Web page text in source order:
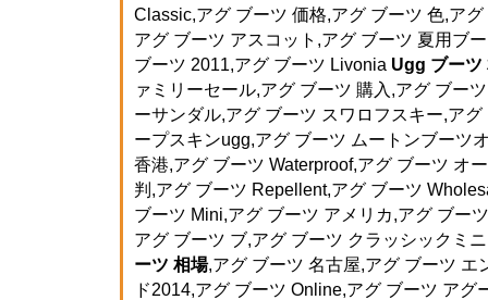
Classic,アグ ブーツ 価格,アグ ブーツ 色,ア
アグ ブーツ アスコット,アグ ブーツ 夏用ブ
ブーツ 2011,アグ ブーツ Livonia Ugg ブーツ
ァミリーセール,アグ ブーツ 購入,アグ ブー
ーサンダル,アグ ブーツ スワロフスキー,ア
ープスキンugg,アグ ブーツ ムートンブーツ
香港,アグ ブーツ Waterproof,アグ ブーツ オ
判,アグ ブーツ Repellent,アグ ブーツ
ブーツ Mini,アグ ブーツ アメリカ,アグ ブー
アグ ブーツ ブ,アグ ブーツ クラッシックミ
ーツ 相場,アグ ブーツ 名古屋,アグ ブーツ エ
ド2014,アグ ブーツ Online,アグ ブーツ アグ